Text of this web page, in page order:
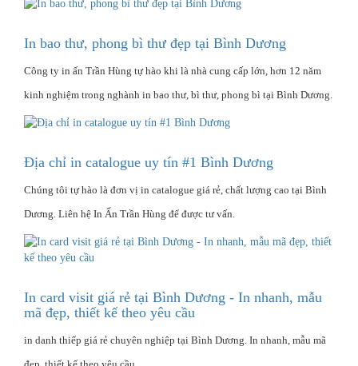
In bao thư, phong bì thư đẹp tại Bình Dương
Công ty in ấn Trần Hùng tự hào khi là nhà cung cấp lớn, hơn 12 năm
kinh nghiệm trong nghành in bao thư, bì thư, phong bì tại Bình Dương.
Địa chỉ in catalogue uy tín #1 Bình Dương
Chúng tôi tự hào là đơn vị in catalogue giá rẻ, chất lượng cao tại Bình
Dương. Liên hệ In Ấn Trần Hùng để được tư vấn.
In card visit giá rẻ tại Bình Dương - In nhanh, mẫu
mã đẹp, thiết kế theo yêu cầu
in danh thiếp giá rẻ chuyên nghiệp tại Bình Dương. In nhanh, mẫu mã